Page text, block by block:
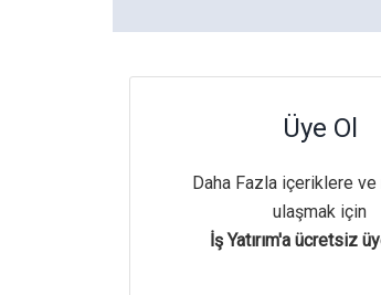
Üye Ol
Daha Fazla içeriklere ve
ulaşmak için
İş Yatırım'a ücretsiz